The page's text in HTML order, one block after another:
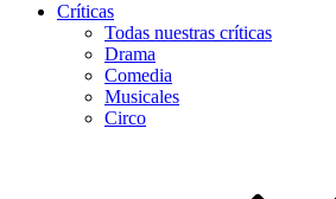
Críticas
Todas nuestras críticas
Drama
Comedia
Musicales
Circo